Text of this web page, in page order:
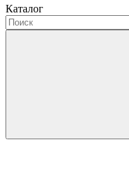
Каталог